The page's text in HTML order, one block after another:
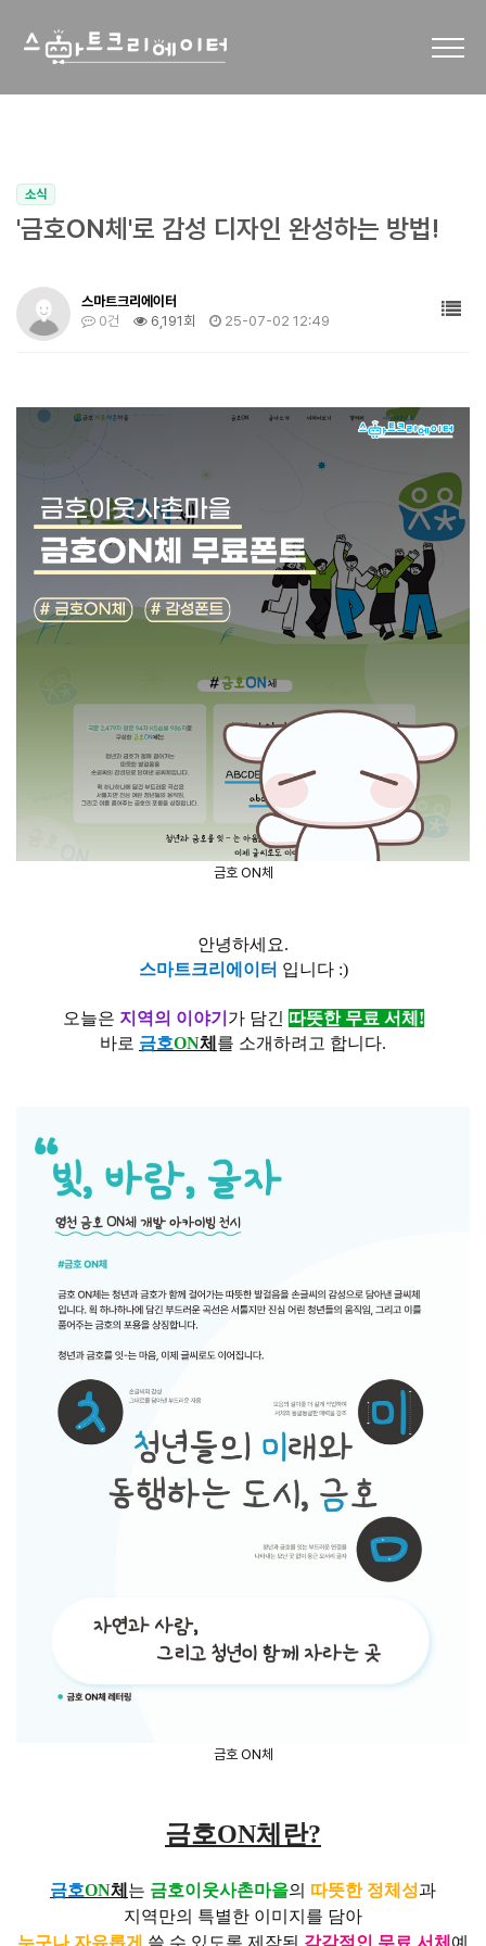
소식
'금호ON체'로 감성 디자인 완성하는 방법!
스마트크리에이터
0건
6,191회 25-07-02 12:49
금호 ON체
안녕하세요.
스마트크리에이터 입니다 :)
오늘은 지역의 이야기 가 담긴 따뜻한 무료 서체!
바로 금호ON체 를 소개하려고 합니다.
금호 ON체
금호ON체란?
금호ON체 는 금호이웃사촌마을의 따뜻한 정체성과
지역만의 특별한 이미지를 담아